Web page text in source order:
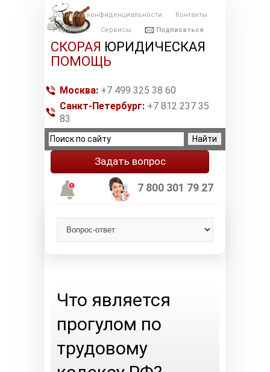
Политика конфиденциальности
Контакты
Редакция
Сервисы Подписаться
СКОРАЯ ЮРИДИЧЕСКАЯ
ПОМОЩЬ
Москва: +7 499 325 38 60
Санкт-Петербург: +7 812 237 35
83
Задать вопрос
7 800 301 79 27
Что является
прогулом по
трудовому